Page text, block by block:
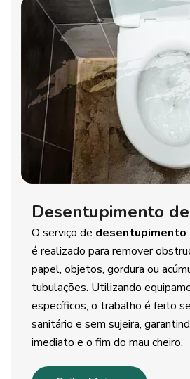
Desentupimento
O serviço de desentupimento
é realizado para remover
papel, objetos, gordura ou
tubulações. Utilizando
específicos, o trabalho é feito
sanitário e sem sujeira,
imediato e o fim do mau cheiro.